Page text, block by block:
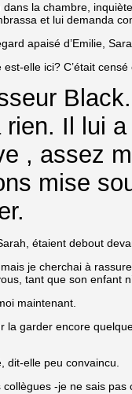
la chambre,
et lui demanda
apaisé d’Emilie,
elle ici? C’était
rien. Il lui
, assez
mise
étaient debout
je cherchai à
tant que son enfant
maintenant.
la garder encore
dit-elle peu convaincu.
collègues -je ne sais